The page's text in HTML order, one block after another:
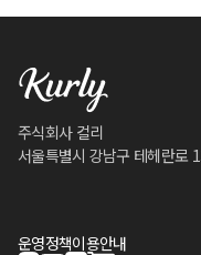
주식회사 컬리
서울특별시 강남구 테헤란로
운영정책이용안내